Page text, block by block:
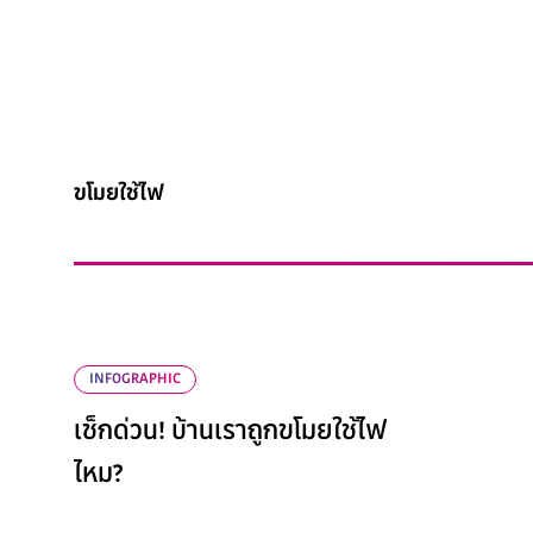
ขโมยใช้ไฟ
INFOGRAPHIC
เช็กด่วน! บ้านเราถูกขโมยใช้ไฟ
ไหม?